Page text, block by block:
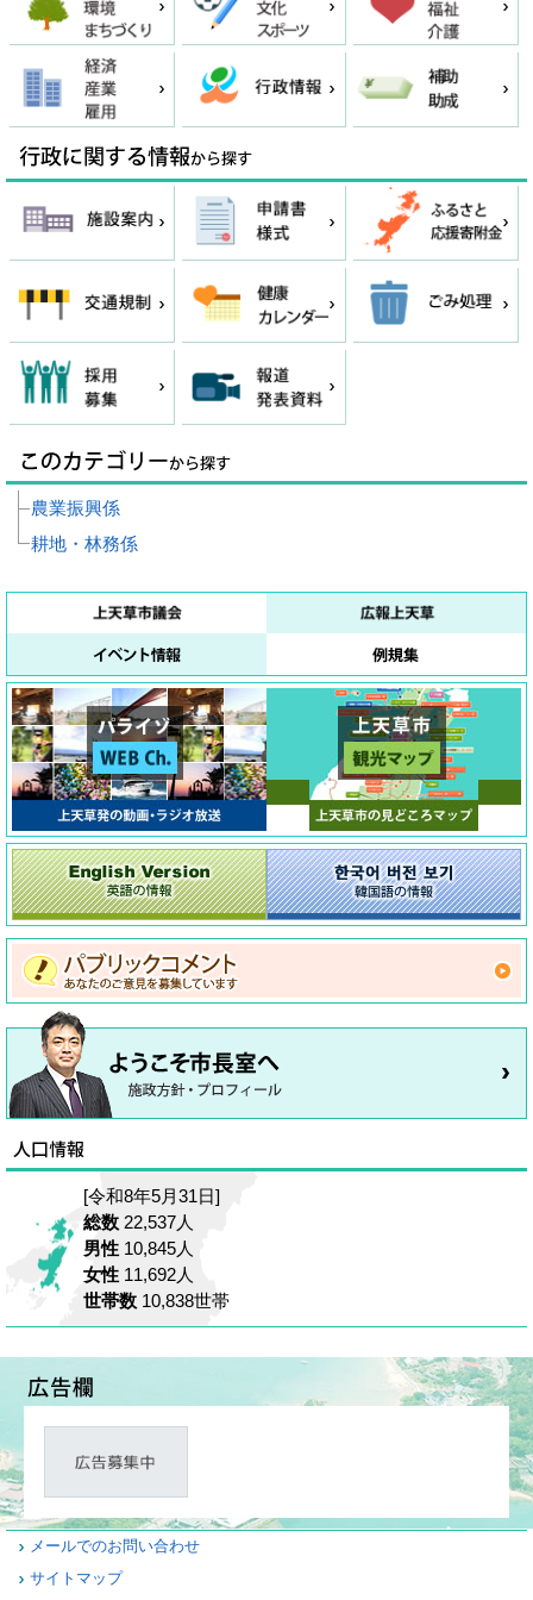
農業振興係
耕地・林務係
[令和8年5月31日]
総数 22,537人
男性 10,845人
女性 11,692人
世帯数 10,838世帯
メールでのお問い合わせ
サイトマップ